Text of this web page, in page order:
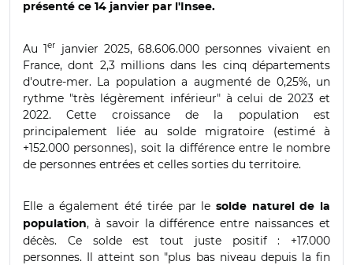
présenté ce 14 janvier par l'Insee.
Au 1er
janvier 2025, 68.606.000 personnes vivaient en
France, dont 2,3 millions dans les cinq départements
d'outre-mer. La population a augmenté de 0,25%, un
rythme "très légèrement inférieur" à celui de 2023 et
2022. Cette croissance de la population est
principalement liée au solde migratoire (estimé à
+152.000 personnes), soit la différence entre le nombre
de personnes entrées et celles sorties du territoire.
Elle a également été tirée par le solde naturel de la
population, à savoir la différence entre naissances et
décès. Ce solde est tout juste positif : +17.000
personnes. Il atteint son "plus bas niveau depuis la fin